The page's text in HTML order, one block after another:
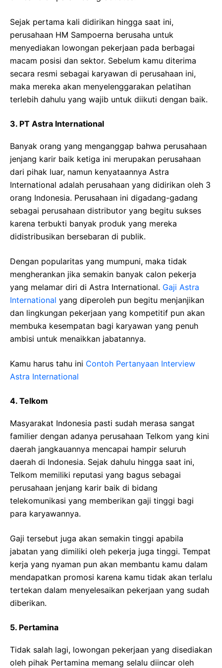
Sejak pertama kali didirikan hingga saat ini,
perusahaan HM Sampoerna berusaha untuk
menyediakan lowongan pekerjaan pada berbagai
macam posisi dan sektor. Sebelum kamu diterima
secara resmi sebagai karyawan di perusahaan ini,
maka mereka akan menyelenggarakan pelatihan
terlebih dahulu yang wajib untuk diikuti dengan baik.
3. PT Astra International
Banyak orang yang menganggap bahwa perusahaan
jenjang karir baik ketiga ini merupakan perusahaan
dari pihak luar, namun kenyataannya Astra
International adalah perusahaan yang didirikan oleh 3
orang Indonesia. Perusahaan ini digadang-gadang
sebagai perusahaan distributor yang begitu sukses
karena terbukti banyak produk yang mereka
didistribusikan bersebaran di publik.
Dengan popularitas yang mumpuni, maka tidak
mengherankan jika semakin banyak calon pekerja
yang melamar diri di Astra International. Gaji Astra
International yang diperoleh pun begitu menjanjikan
dan lingkungan pekerjaan yang kompetitif pun akan
membuka kesempatan bagi karyawan yang penuh
ambisi untuk menaikkan jabatannya.
Kamu harus tahu ini Contoh Pertanyaan Interview
Astra International
4. Telkom
Masyarakat Indonesia pasti sudah merasa sangat
familier dengan adanya perusahaan Telkom yang kini
daerah jangkauannya mencapai hampir seluruh
daerah di Indonesia. Sejak dahulu hingga saat ini,
Telkom memiliki reputasi yang bagus sebagai
perusahaan jenjang karir baik di bidang
telekomunikasi yang memberikan gaji tinggi bagi
para karyawannya.
Gaji tersebut juga akan semakin tinggi apabila
jabatan yang dimiliki oleh pekerja juga tinggi. Tempat
kerja yang nyaman pun akan membantu kamu dalam
mendapatkan promosi karena kamu tidak akan terlalu
tertekan dalam menyelesaikan pekerjaan yang sudah
diberikan.
5. Pertamina
Tidak salah lagi, lowongan pekerjaan yang disediakan
oleh pihak Pertamina memang selalu diincar oleh